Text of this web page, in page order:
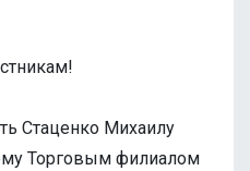
Стаценко Михаилу
Торговым филиалом